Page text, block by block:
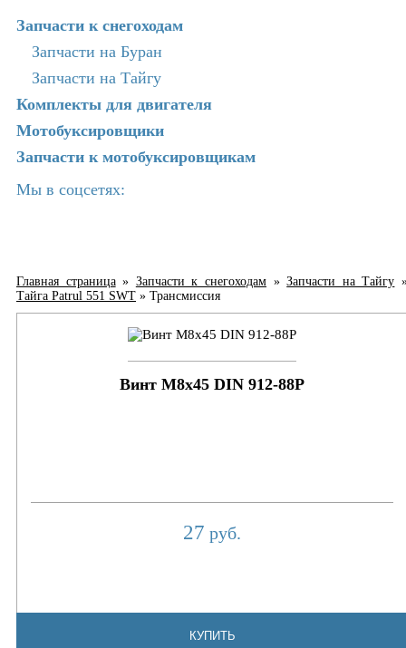
Запчасти к снегоходам
Запчасти на Буран
Запчасти на Тайгу
Комплекты для двигателя
Мотобуксировщики
Запчасти к мотобуксировщикам
Мы в соцсетях:
Главная страница» Запчасти к снегоходам »Запчасти на Тайгу
Тайга Patrul 551 SWT » Трансмиссия
Винт М8х45 DIN 912-88P
27 руб.
КУПИТЬ